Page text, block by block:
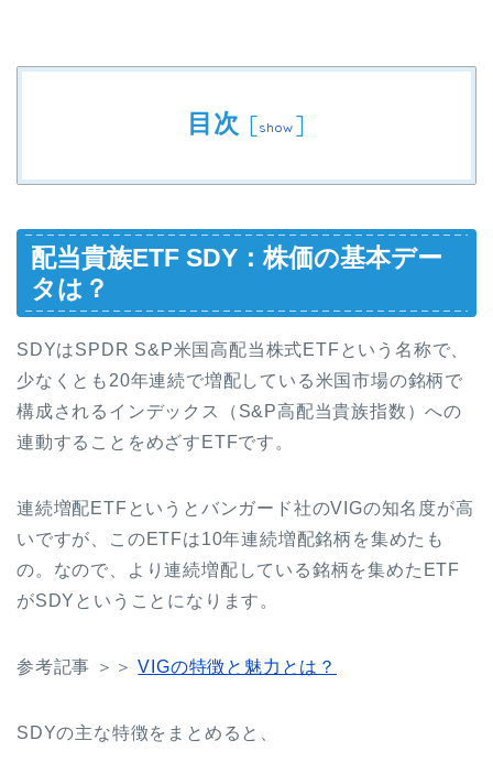
目次 [show ]
配当貴族ETF SDY：株価の基本デー
タは？
SDYはSPDR S&P米国高配当株式ETFという名称で、
少なくとも20年連続で増配している米国市場の銘柄で
構成されるインデックス（S&P高配当貴族指数）への
連動することをめざすETFです。
連続増配ETFというとバンガード社のVIGの知名度が高
いですが、このETFは10年連続増配銘柄を集めたも
の。なので、より連続増配している銘柄を集めたETF
がSDYということになります。
参考記事 ＞＞VIGの特徴と魅力とは？
SDYの主な特徴をまとめると、